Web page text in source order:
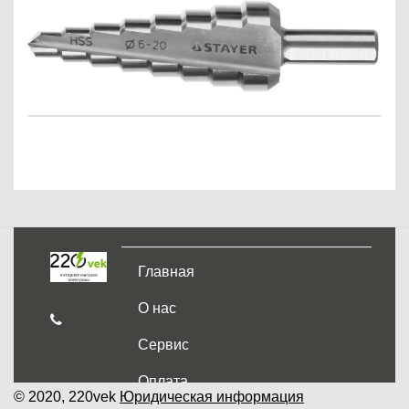
Главная
О нас
Сервис
Оплата
© 2020, 220vek Юридическая информация